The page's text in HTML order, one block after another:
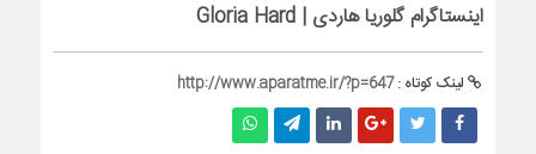
اینستاگرام گلوریا هاردی | Gloria Hard
لینک کوتاه :http://www.aparatme.ir/?p=647